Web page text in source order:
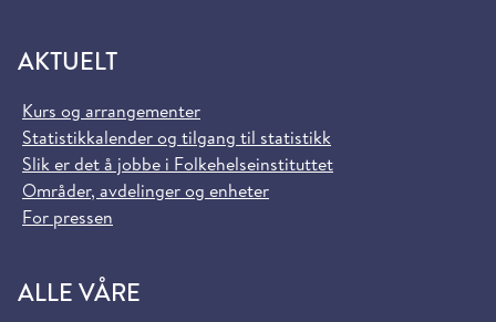
AKTUELT
Kurs og arrangementer
Statistikkalender og tilgang til statistikk
Slik er det å jobbe i Folkehelseinstituttet
Områder, avdelinger og enheter
For pressen
ALLE VÅRE